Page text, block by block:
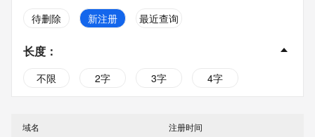
待删除 新注册 最近查询
长度 ：
不限 2字 3字
4字
域名 注册时间